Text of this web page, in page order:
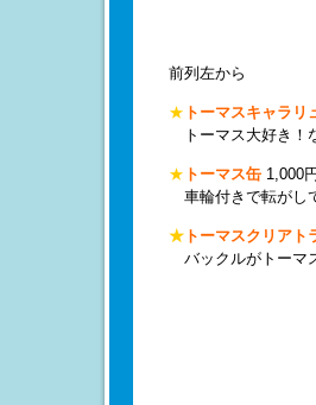
前列左から
★ トーマスキャラリ
トーマス大好き！
★ トーマス缶 1,000
車輪付きで転がし
★ トーマスクリアト
バックルがトーマ